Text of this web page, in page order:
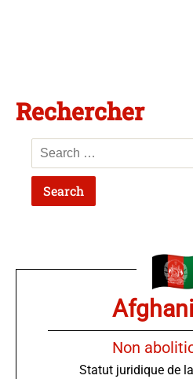
Rechercher
Non
Statut juridique de